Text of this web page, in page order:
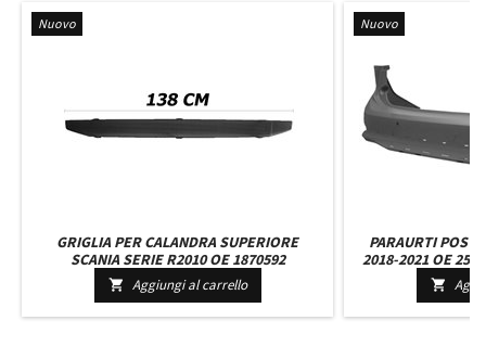
Nuovo
GRIGLIA PER CALANDRA SUPERIORE
SCANIA SERIE R2010 OE 1870592
200.15404D
 Aggiungi al carrello
Nuovo
PARAURTI
2018-2021 OE
FORI SENSORI
WAGON
